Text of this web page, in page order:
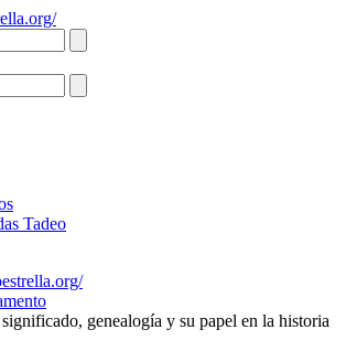
Tadeo
genealogía y su papel en la historia